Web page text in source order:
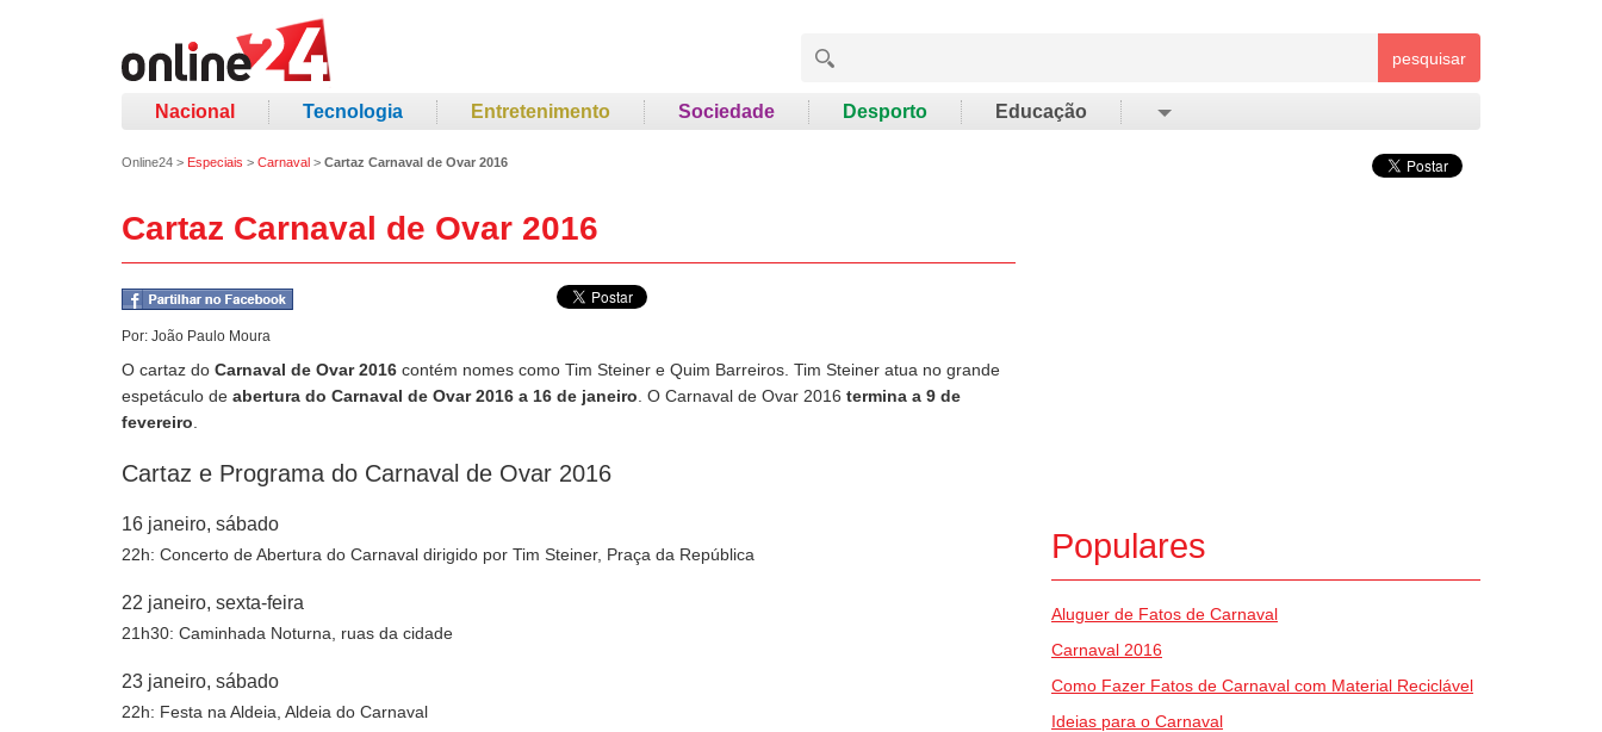
pesquisar
Nacional Tecnologia Entretenimento Sociedade Desporto Educação
Online24 > Especiais > Carnaval > Cartaz Carnaval de Ovar 2016
Cartaz Carnaval de Ovar 2016
Por: João Paulo Moura
O cartaz do Carnaval de Ovar 2016 contém nomes como Tim Steiner e Quim Barreiros. Tim Steiner atua no grande
espetáculo de abertura do Carnaval de Ovar 2016 a 16 de janeiro . O Carnaval de Ovar 2016 termina a 9 de
fevereiro
Cartaz e Programa do Carnaval de Ovar 2016
16 janeiro, sábado
22h: Concerto de Abertura do Carnaval dirigido por Tim Steiner, Praça da República
22 janeiro, sexta-feira
21h30: Caminhada Noturna, ruas da cidade
23 janeiro, sábado
22h: Festa na Aldeia, Aldeia do Carnaval
Populares
Aluguer de Fatos de Carnaval
Carnaval 2016
Como Fazer Fatos de Carnaval com Material Reciclável
Ideias para o Carnaval